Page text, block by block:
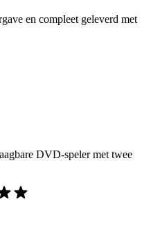
en compleet geleverd met
DVD-speler met twee